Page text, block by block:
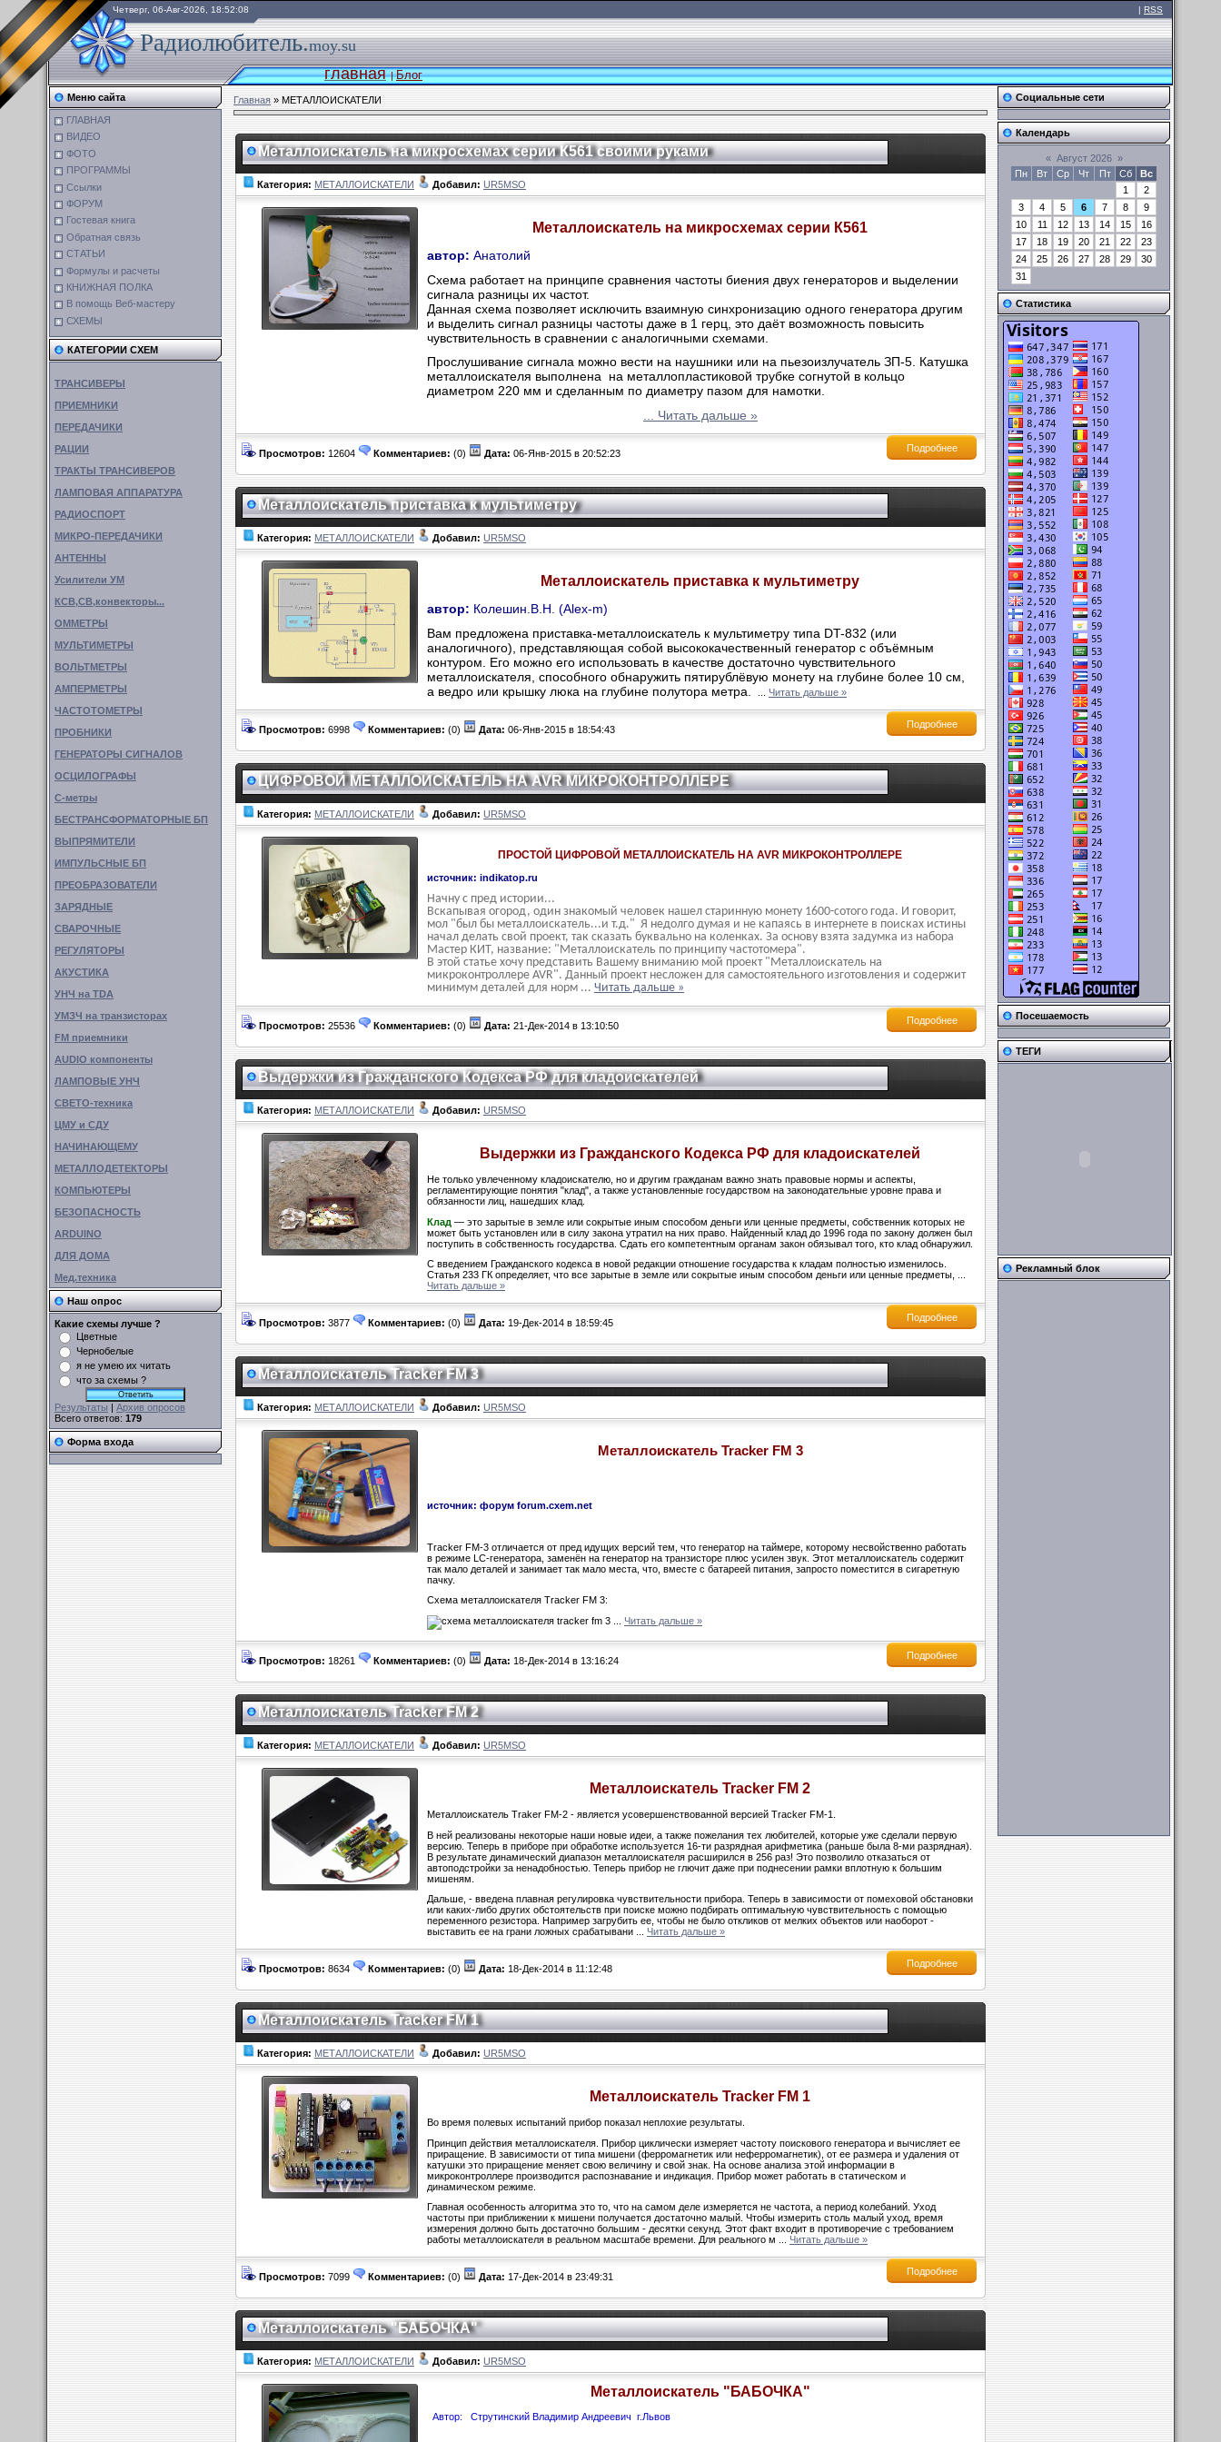
Четверг, 06-Авг-2026, 18:52:08 | RSS
Радиолюбитель.moy.su
главная | Блог
Меню сайта
ГЛАВНАЯ
ВИДЕО
ФОТО
ПРОГРАММЫ
Ссылки
ФОРУМ
Гостевая книга
Обратная связь
СТАТЬИ
Формулы и расчеты
КНИЖНАЯ ПОЛКА
В помощь Веб-мастеру
СХЕМЫ
КАТЕГОРИИ СХЕМ
ТРАНСИВЕРЫ
ПРИЕМНИКИ
ПЕРЕДАЧИКИ
РАЦИИ
ТРАКТЫ ТРАНСИВЕРОВ
ЛАМПОВАЯ АППАРАТУРА
РАДИОСПОРТ
МИКРО-ПЕРЕДАЧИКИ
АНТЕННЫ
Усилители УМ
КСВ,СВ,конвекторы...
ОММЕТРЫ
МУЛЬТИМЕТРЫ
ВОЛЬТМЕТРЫ
АМПЕРМЕТРЫ
ЧАСТОТОМЕТРЫ
ПРОБНИКИ
ГЕНЕРАТОРЫ СИГНАЛОВ
ОСЦИЛОГРАФЫ
С-метры
БЕСТРАНСФОРМАТОРНЫЕ БП
ВЫПРЯМИТЕЛИ
ИМПУЛЬСНЫЕ БП
ПРЕОБРАЗОВАТЕЛИ
ЗАРЯДНЫЕ
СВАРОЧНЫЕ
РЕГУЛЯТОРЫ
АКУСТИКА
УНЧ на TDA
УМЗЧ на транзисторах
FM приемники
AUDIO компоненты
ЛАМПОВЫЕ УНЧ
СВЕТО-техника
ЦМУ и СДУ
НАЧИНАЮЩЕМУ
МЕТАЛЛОДЕТЕКТОРЫ
КОМПЬЮТЕРЫ
БЕЗОПАСНОСТЬ
ARDUINO
ДЛЯ ДОМА
Мед.техника
Наш опрос
Какие схемы лучше ?
Цветные
Чернобелые
я не умею их читать
что за схемы ?
Результаты | Архив опросов
Всего ответов: 179
Форма входа
Главная»МЕТАЛЛОИСКАТЕЛИ
Металлоискатель на микросхемах серии К561 своими руками
Категория: МЕТАЛЛОИСКАТЕЛИ Добавил: UR5MSO
Металлоискатель на микросхемах серии К561
автор: Анатолий
Схема работает на принципе сравнения частоты биения двух генераторов и выделении
сигнала разницы их частот.
Данная схема позволяет исключить взаимную синхронизацию одного генератора другим
и выделить сигнал разницы частоты даже в 1 герц, это даёт возможность повысить
чувствительность в сравнении с аналогичными схемами.
Прослушивание сигнала можно вести на наушники или на пьезоизлучатель ЗП-5. Катушка
металлоискателя выполнена на металлопластиковой трубке согнутой в кольцо
диаметром 220 мм и сделанным по диаметру пазом для намотки.
Читать дальше »
Просмотров: 12604 Комментариев: (0) Дата: 06-Янв-2015 в 20:52:23
Подробнее
Металлоискатель приставка к мультиметру
Категория: МЕТАЛЛОИСКАТЕЛИ Добавил: UR5MSO
Металлоискатель приставка к мультиметру
автор: Колешин.В.Н. (Alex-m)
Вам предложена приставка-металлоискатель к мультиметру типа DT-832 (или
аналогичного), представляющая собой высококачественный генератор с объёмным
контуром. Его можно его использовать в качестве достаточно чувствительного
металлоискателя, способного обнаружить пятирублёвую монету на глубине более 10 см,
а ведро или крышку люка на глубине полутора метра.
Читать дальше »
Просмотров: 6998 Комментариев: (0) Дата: 06-Янв-2015 в 18:54:43
Подробнее
ЦИФРОВОЙ МЕТАЛЛОИСКАТЕЛЬ НА AVR МИКРОКОНТРОЛЛЕРЕ
Категория: МЕТАЛЛОИСКАТЕЛИ Добавил: UR5MSO
ПРОСТОЙ ЦИФРОВОЙ МЕТАЛЛОИСКАТЕЛЬ НА AVR МИКРОКОНТРОЛЛЕРЕ
источник: indikatop.ru
Начну с пред истории...
Вскапывая огород, один знакомый человек нашел старинную монету 1600-сотого года. И говорит,
мол "был бы металлоискатель...и т.д." Я недолго думая и не капаясь в интернете в поисках истины
начал делать свой проект, так сказать буквально на коленках. За основу взята задумка из набора
Мастер КИТ, название: "Металлоискатель по принципу частотомера".
В этой статье хочу представить Вашему вниманию мой проект "Металлоискатель на
микроконтроллере AVR". Данный проект несложен для самостоятельного изготовления и содержит
минимум деталей для норм ... Читать дальше »
Просмотров: 25536 Комментариев: (0) Дата: 21-Дек-2014 в 13:10:50
Подробнее
Выдержки из Гражданского Кодекса РФ для кладоискателей
Категория: МЕТАЛЛОИСКАТЕЛИ Добавил: UR5MSO
Выдержки из Гражданского Кодекса РФ для кладоискателей
Не только увлеченному кладоискателю, но и другим гражданам важно знать правовые нормы и аспекты,
регламентирующие понятия "клад", а также установленные государством на законодательные уровне права и
обязанности лиц, нашедших клад.
Клад — это зарытые в земле или сокрытые иным способом деньги или ценные предметы, собственник которых не
может быть установлен или в силу закона утратил на них право. Найденный клад до 1996 года по закону должен был
поступить в собственность государства. Сдать его компетентным органам закон обязывал того, кто клад обнаружил.
С введением Гражданского кодекса в новой редакции отношение государства к кладам полностью изменилось.
Статья 233 ГК определяет, что все зарытые в земле или сокрытые иным способом деньги или ценные предметы,
Читать дальше »
Просмотров: 3877 Комментариев: (0) Дата: 19-Дек-2014 в 18:59:45
Подробнее
Металлоискатель Tracker FM 3
Категория: МЕТАЛЛОИСКАТЕЛИ Добавил: UR5MSO
Металлоискатель Tracker FM 3
источник: форум forum.cxem.net
Tracker FM-3 отличается от пред идущих версий тем, что генератор на таймере, которому несвойственно работать
в режиме LC-генератора, заменён на генератор на транзисторе плюс усилен звук. Этот металлоискатель содержит
так мало деталей и занимает так мало места, что, вместе с батареей питания, запросто поместится в сигаретную
пачку.
Схема металлоискателя Tracker FM 3:
Читать дальше »
Просмотров: 18261 Комментариев: (0) Дата: 18-Дек-2014 в 13:16:24
Подробнее
Металлоискатель Tracker FM 2
Категория: МЕТАЛЛОИСКАТЕЛИ Добавил: UR5MSO
Металлоискатель Tracker FM 2
Металлоискатель Traker FM-2 - является усовершенствованной версией Tracker FM-1.
В ней реализованы некоторые наши новые идеи, а также пожелания тех любителей, которые уже сделали первую
версию. Теперь в приборе при обработке используется 16-ти разрядная арифметика (раньше была 8-ми разрядная).
В результате динамический диапазон металлоискателя расширился в 256 раз! Это позволило отказаться от
автоподстройки за ненадобностью. Теперь прибор не глючит даже при поднесении рамки вплотную к большим
мишеням.
Дальше, - введена плавная регулировка чувствительности прибора. Теперь в зависимости от помеховой обстановки
или каких-либо других обстоятельств при поиске можно подбирать оптимальную чувствительность с помощью
переменного резистора. Например загрубить ее, чтобы не было откликов от мелких объектов или наоборот -
выставить ее на грани ложных срабатывани
Читать дальше »
Просмотров: 8634 Комментариев: (0) Дата: 18-Дек-2014 в 11:12:48
Подробнее
Металлоискатель Tracker FM 1
Категория: МЕТАЛЛОИСКАТЕЛИ Добавил: UR5MSO
Металлоискатель Tracker FM 1
Во время полевых испытаний прибор показал неплохие результаты.
Принцип действия металлоискателя. Прибор циклически измеряет частоту поискового генератора и вычисляет ее
приращение. В зависимости от типа мишени (ферромагнетик или неферромагнетик), от ее размера и удаления от
катушки это приращение меняет свою величину и свой знак. На основе анализа этой информации в
микроконтроллере производится распознавание и индикация. Прибор может работать в статическом и
динамическом режиме.
Главная особенность алгоритма это то, что на самом деле измеряется не частота, а период колебаний. Уход
частоты при приближении к мишени получается достаточно малый. Чтобы измерить столь малый уход, время
измерения должно быть достаточно большим - десятки секунд. Этот факт входит в противоречие с требованием
работы металлоискателя в реальном масштабе времени. Для реального м
Читать дальше »
Просмотров: 7099 Комментариев: (0) Дата: 17-Дек-2014 в 23:49:31
Подробнее
Металлоискатель "БАБОЧКА"
Категория: МЕТАЛЛОИСКАТЕЛИ Добавил: UR5MSO
Металлоискатель "БАБОЧКА"
Автор: Струтинский Владимир Андреевич г.Львов
Социальные сети
Календарь
« Август 2026 »
Пн
Вт Ср Чт Пт Сб
Вс
1
2
3
4 5 6 7 8
9
10
11 12 13 14 15
16
17
18 19 20 21 22
23
24
25 26 27 28 29
30
31
Статистика
Посешаемость
ТЕГИ
Рекламный блок